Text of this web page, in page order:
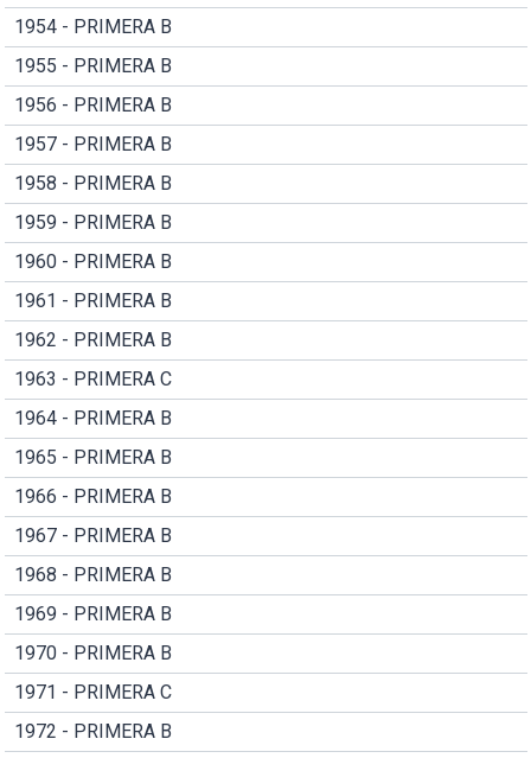
1954 - PRIMERA B
1955 - PRIMERA B
1956 - PRIMERA B
1957 - PRIMERA B
1958 - PRIMERA B
1959 - PRIMERA B
1960 - PRIMERA B
1961 - PRIMERA B
1962 - PRIMERA B
1963 - PRIMERA C
1964 - PRIMERA B
1965 - PRIMERA B
1966 - PRIMERA B
1967 - PRIMERA B
1968 - PRIMERA B
1969 - PRIMERA B
1970 - PRIMERA B
1971 - PRIMERA C
1972 - PRIMERA B